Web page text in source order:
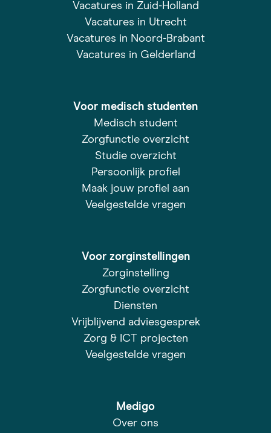
Vacatures in Zuid-Holland
Vacatures in Utrecht
Vacatures in Noord-Brabant
Vacatures in Gelderland
Voor medisch studenten
Medisch student
Zorgfunctie overzicht
Studie overzicht
Persoonlijk profiel
Maak jouw profiel aan
Veelgestelde vragen
Voor zorginstellingen
Zorginstelling
Zorgfunctie overzicht
Diensten
Vrijblijvend adviesgesprek
Zorg & ICT projecten
Veelgestelde vragen
Medigo
Over ons